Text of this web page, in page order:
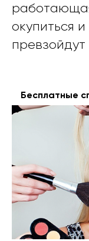
окупиться
Бесплатные